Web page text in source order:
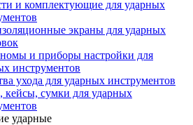
и комплектующие для ударных
экраны для ударных
и приборы настройки для
инструментов
ухода для ударных инструментов
кейсы, сумки для ударных
ударные